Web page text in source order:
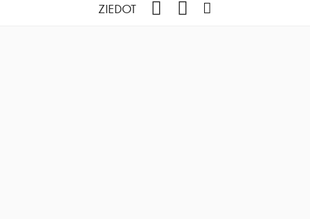
ZIEDOT FacebookYouTube